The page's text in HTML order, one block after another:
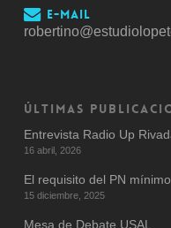
E-mail
ÚLTIMAS
Entrevista Radio Up
16 abril, 2026
El requisito del PN
15 diciembre, 2025
Mesa de Debate USAL